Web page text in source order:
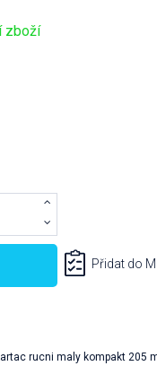
zboží
Přidat do
rucni maly kompakt 205